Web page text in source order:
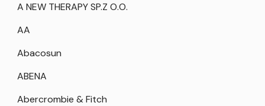
A NEW THERAPY SP.Z O.O.
AA
Abacosun
ABENA
Abercrombie & Fitch